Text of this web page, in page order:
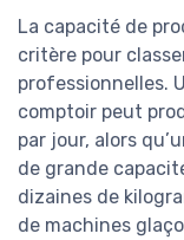
La capacité de
critère pour
professionnelles.
comptoir peut
par jour, alors
de grande
dizaines de
de machines